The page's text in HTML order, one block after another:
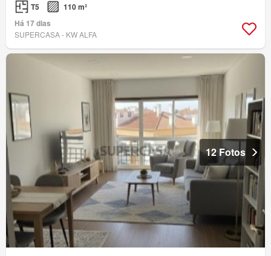
T5
110 m²
Há 17 dias
SUPERCASA - KW ALFA
12 Fotos